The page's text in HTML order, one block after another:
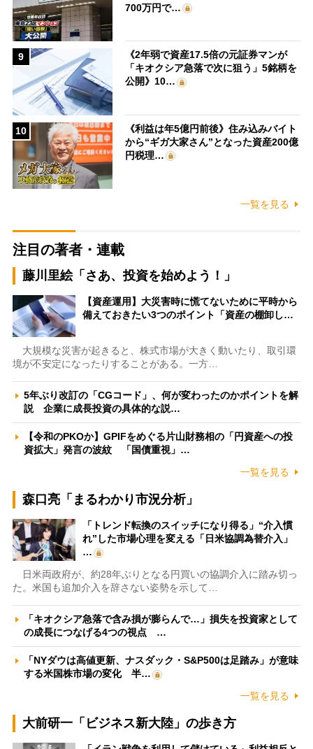
700万円で…
9
《2年弱で資産17.5倍の元証券マンが
「キオクシア急落で次に狙う」5銘柄を
公開》10…
10
《利益は年5億円前後》住み込みバイト
から“ギガ大家さん”となった資産200億
円税理…
一覧を見る
注目の著者・連載
藤川里絵「さあ、投資を始めよう！」
【資産運用】大災害時に慌てないために平時から
備えておきたい3つのポイント「資産の棚卸し…
大規模な災害が起きると、株式市場が大きく動いたり、取引環
境が不安定になったりすることがある。一方…
5年ぶり改訂の「CGコード」、何が変わったのかポイントを解
説 企業に成長投資の具体的な説…
【令和のPKOか】GPIFをめぐる片山財務相の「円資産への投
資拡大」発言の波紋 「国債重視」…
一覧を見る
森口亮「まるわかり市況分析」
「トレンド転換のスイッチになり得る」“介入慣
れ”した市場心理を変える「日米協調為替介入」
…
日米両政府が、約28年ぶりとなる円買いの協調介入に踏み切っ
た。米国も追加介入を辞さない姿勢を示して…
「キオクシア急落で含み損が膨らんで…」損失を投資家として
の成長につなげる4つの視点 …
「NYダウは高値更新、ナスダック・S&P500は足踏み」が意味
する米国株市場の変化 半…
一覧を見る
大前研一「ビジネス新大陸」の歩き方